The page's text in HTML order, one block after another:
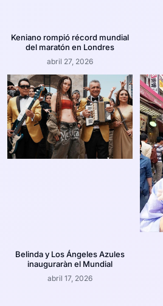
Keniano rompió récord mundial
del maratón en Londres
abril 27, 2026
Belinda y Los Ángeles Azules
inauguraràn el Mundial
abril 17, 2026